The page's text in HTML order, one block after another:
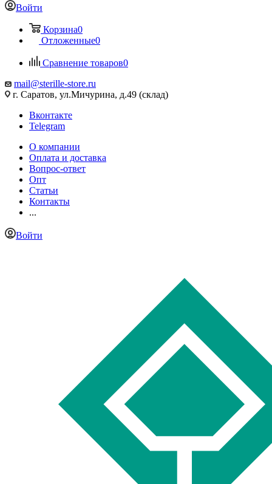
Войти
Корзина0
Отложенные0
Сравнение товаров0
mail@sterille-store.ru
г. Саратов, ул.Мичурина, д.49 (склад)
Вконтакте
Telegram
О компании
Оплата и доставка
Вопрос-ответ
Опт
Статьи
Контакты
...
Войти